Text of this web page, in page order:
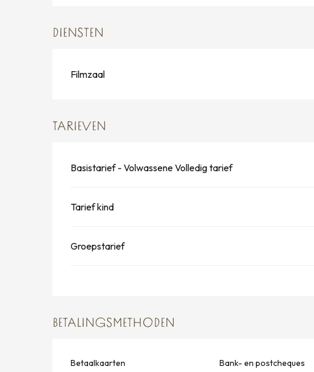
DIENSTEN
Filmzaal
TARIEVEN
Basistarief - Volwassene Volledig tarief
Tarief kind
Groepstarief
BETALINGSMETHODEN
Betaalkaarten Bank- en postcheques